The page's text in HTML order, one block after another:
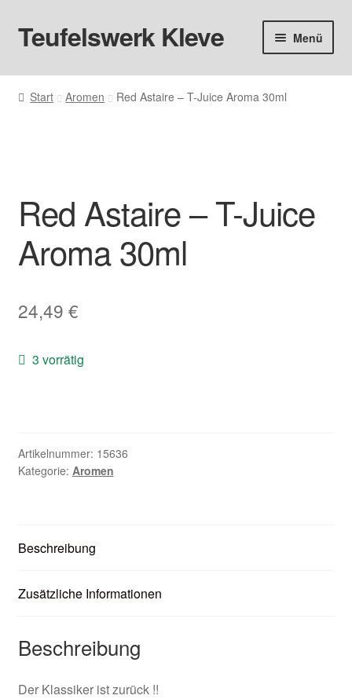
Zur
Navigation
Zum
Inhalt
Teufelswerk Kleve Menü
Startseite
Liquids
Big Puff
Basen & Nikotin
Zubehör
Kontaktformular
Start Aromen Red Astaire – T-Juice Aroma 30ml
Red Astaire – T-Juice
Aroma 30ml
24,49 €
3 vorrätig
Artikelnummer: 15636
Kategorie: Aromen
Beschreibung
Zusätzliche Informationen
Beschreibung
Der Klassiker ist zurück !!